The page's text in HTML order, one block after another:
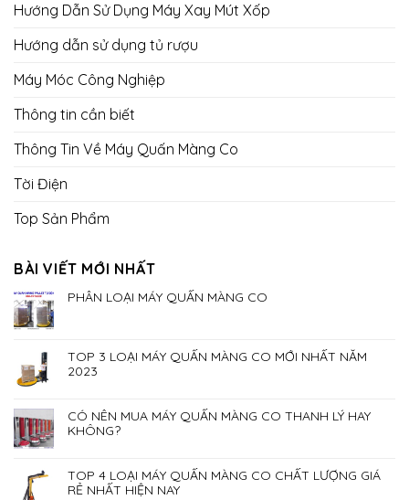
Hướng Dẫn Sử Dụng Máy Xay Mút Xốp
Hướng dẫn sử dụng tủ rượu
Máy Móc Công Nghiệp
Thông tin cần biết
Thông Tin Về Máy Quấn Màng Co
Tời Điện
Top Sản Phẩm
BÀI VIẾT MỚI NHẤT
PHÂN LOẠI MÁY QUẤN MÀNG CO
TOP 3 LOẠI MÁY QUẤN MÀNG CO MỚI NHẤT NĂM
2023
CÓ NÊN MUA MÁY QUẤN MÀNG CO THANH LÝ HAY
KHÔNG?
TOP 4 LOẠI MÁY QUẤN MÀNG CO CHẤT LƯỢNG GIÁ
RẺ NHẤT HIỆN NAY